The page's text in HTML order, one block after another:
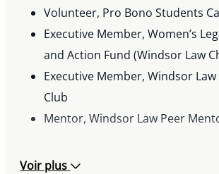
Volunteer, Pro Bono Students
Executive Member, Women’s
and Action Fund (Windsor Law
Executive Member, Windsor
Club
Mentor, Windsor Law Peer
Voir plus